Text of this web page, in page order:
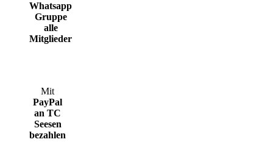
Whatsapp
Gruppe
alle
Mitglieder
Mit
PayPal
an TC
Seesen
bezahlen